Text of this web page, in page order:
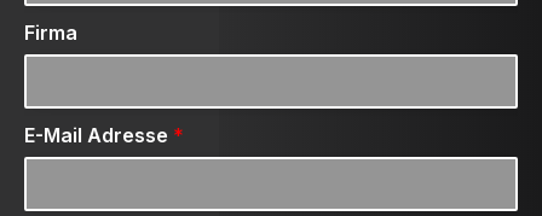
Firma
E-Mail Adresse *